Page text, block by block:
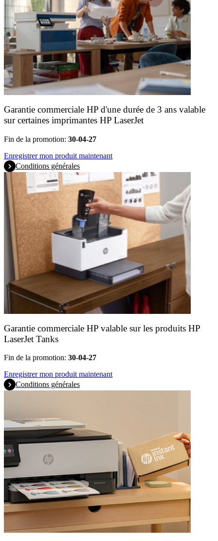
Garantie commerciale HP d'une durée de 3 ans valable
sur certaines imprimantes HP LaserJet
Fin de la promotion: 30-04-27
Enregistrer mon produit maintenant
Conditions générales
Garantie commerciale HP valable sur les produits HP
LaserJet Tanks
Fin de la promotion: 30-04-27
Enregistrer mon produit maintenant
Conditions générales